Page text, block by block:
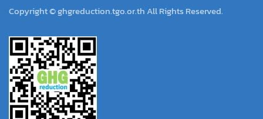
Copyright © ghgreduction.tgo.or.th All Rights Reserved.